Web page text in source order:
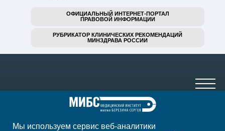
ОФИЦИАЛЬНЫЙ ИНТЕРНЕТ-ПОРТАЛ
ПРАВОВОЙ ИНФОРМАЦИИ
РУБРИКАТОР КЛИНИЧЕСКИХ РЕКОМЕНДАЦИЙ
МИНЗДРАВА РОССИИ
Мы используем сервис веб-аналитики